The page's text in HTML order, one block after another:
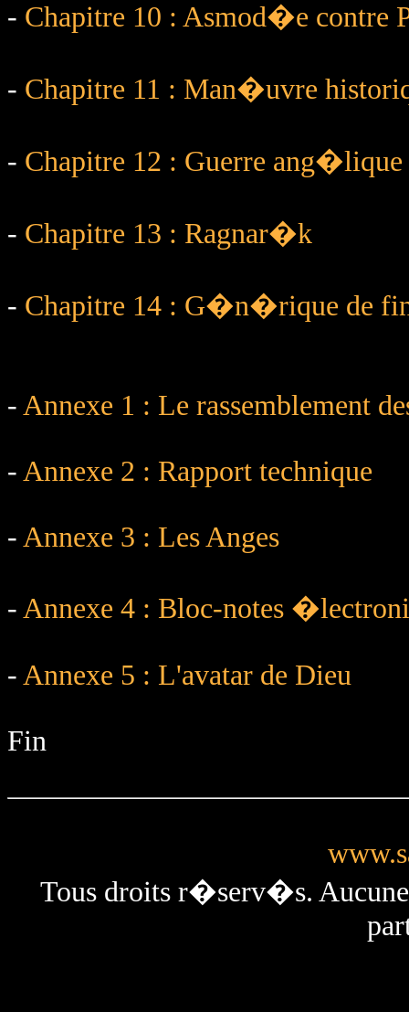
- Chapitre 10 : Asmod�e contre
- Chapitre 11 : Man�uvre
- Chapitre 12 : Guerre ang�lique
- Chapitre 13 : Ragnar�k
- Chapitre 14 : G�n�rique de
- Annexe 1 : Le rassemblement
- Annexe 2 : Rapport technique
- Annexe 3 : Les Anges
- Annexe 4 : Bloc-notes
- Annexe 5 : L'avatar de Dieu
Fin
Tous droits r�serv�s.